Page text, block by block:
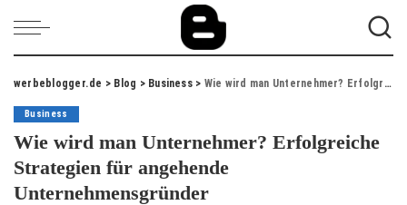
werbeblogger.de > Blog > Business> Wie wird man Unternehmer? Erfolgreiche Strategien für angehende Unternehmensgründer
Business
Wie wird man Unternehmer? Erfolgreiche
Strategien für angehende
Unternehmensgründer